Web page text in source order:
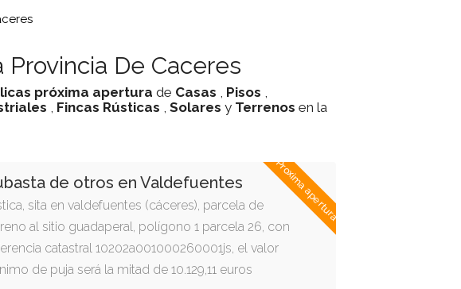
De Caceres
próxima apertura de Casas , Pisos ,
, Fincas Rústicas , Solares y Terrenos en la
Proxima apertura
de otros en Valdefuentes
sita en valdefuentes (cáceres), parcela de
al sitio guadaperal, polígono 1 parcela 26, con
catastral 10202a001000260001js, el valor
de puja será la mitad de 10.129,11 euros